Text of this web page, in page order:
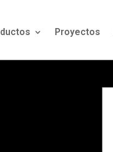
Proyectos